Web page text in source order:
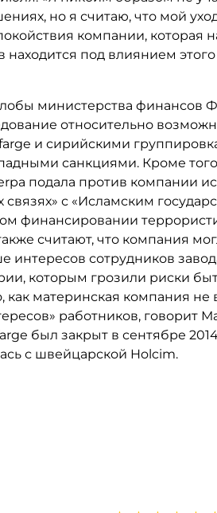
но я считаю, что мой
компании, которая
под влиянием
министерства финансов
относительно
и сирийскими
санкциями. Кроме
подала против компании
с «Исламским
финансировании
считают, что компания
сотрудников
которым грозили риски
материнская компания не
работников, говорит
был закрыт в сентябре 2014
с швейцарской Holcim.